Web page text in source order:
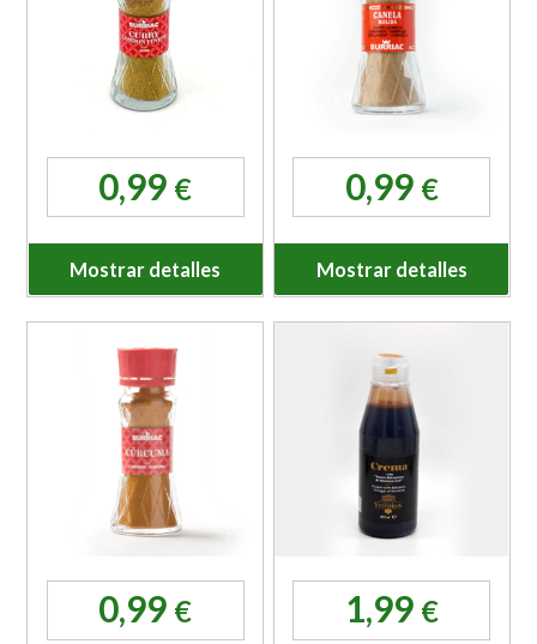
0,99 €
Mostrar detalles
0,99 €
Mostrar detalles
0,99 € 1,99 €